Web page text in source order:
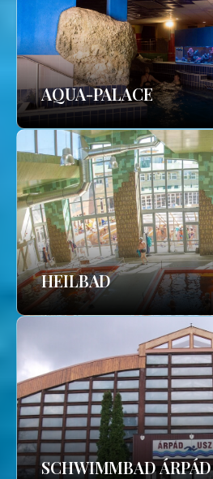
AQUA-PALACE
HEILBAD
SCHWIMMBAD ÁRPÁD